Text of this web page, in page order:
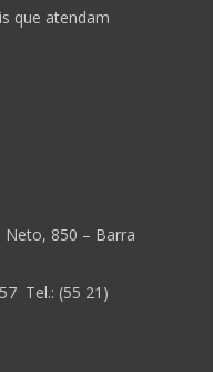
que atendam
Neto, 850 – Barra
Tel.: (55 21)